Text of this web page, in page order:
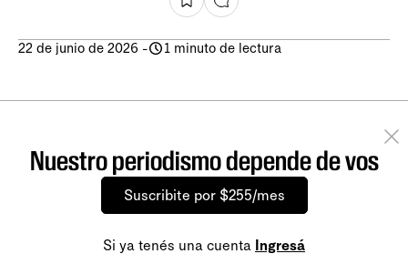
22 de junio de 2026 - 1 minuto de lectura
Nuestro periodismo depende de vos
Suscribite por $255/mes
Si ya tenés una cuenta Ingresá